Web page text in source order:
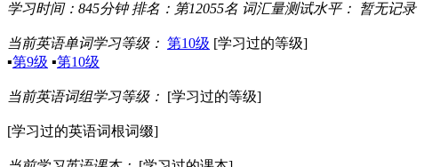
学习时间： 845分钟 排名： 第12055名 词汇量测试水平： 暂无记录
当前英语单词学习等级： 第10级 [学习过的等级]
▪第9级 ▪第10级
当前英语词组学习等级： [学习过的等级]
[学习过的英语词根词缀]